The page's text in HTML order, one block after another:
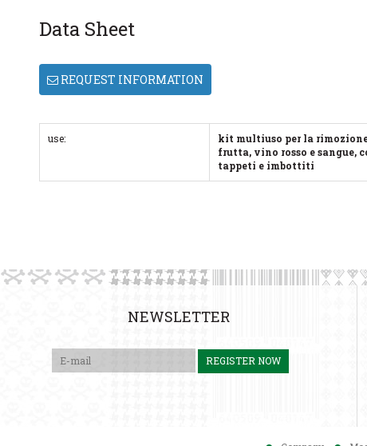
Data Sheet
REQUEST INFORMATION
use:
kit multiuso per la
frutta, vino rosso e sangue,
tappeti e imbottiti
NEWSLETTER